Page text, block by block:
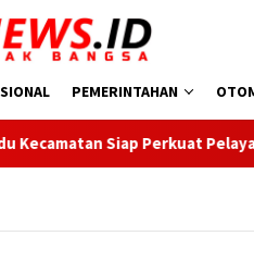
PEMERINTAHAN
Pelayanan Anak